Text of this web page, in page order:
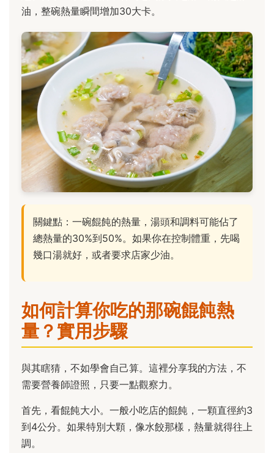
油，整碗熱量瞬間增加30大卡。
關鍵點：一碗餛飩的熱量，湯頭和調料可能佔了
總熱量的30%到50%。如果你在控制體重，先喝
幾口湯就好，或者要求店家少油。
如何計算你吃的那碗餛飩熱
量？實用步驟
與其瞎猜，不如學會自己算。這裡分享我的方法，不
需要營養師證照，只要一點觀察力。
首先，看餛飩大小。一般小吃店的餛飩，一顆直徑約3
到4公分。如果特別大顆，像水餃那樣，熱量就得往上
調。